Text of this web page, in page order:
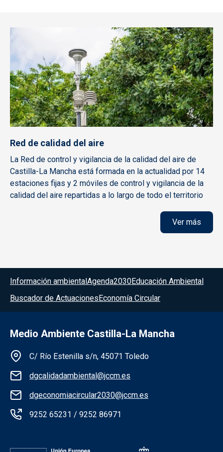
Red de calidad del aire
La Red de control y vigilancia de la calidad del aire de
Castilla-La Mancha está formada en la actualidad por 14
estaciones fijas y 2 móviles de control y vigilancia de la
calidad del aire repartidas a lo largo de todo el territorio
Ver más
Menú del pie
Información ambientalAgenda2030Educación Ambiental
Buscador de ActuacionesEconomía Circular
Medio Ambiente Castilla-La Mancha
Información de la institución
C/ Río Estenilla s/n, 45071 Toledo
dgcalidadambiental@jccm.es
dgeconomiacircular2030@jccm.es
9252 65231 / 9252 86971